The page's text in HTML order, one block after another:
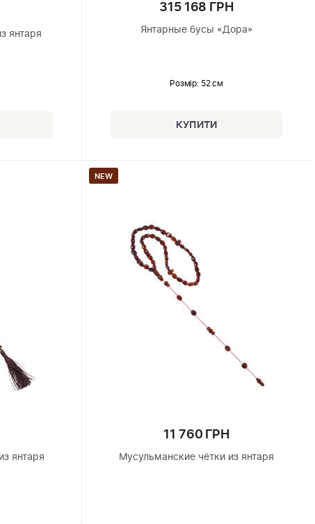
янтаря
315 168 ГРН
Янтарные бусы «Дора»
Розмір: 52 см
янтаря
NEW
11 760 ГРН
Мусульманские чётки из янтаря